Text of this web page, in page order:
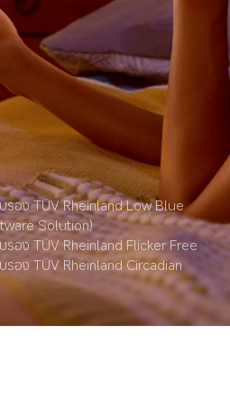
รอง TÜV Rheinland Low Blue
Solution)
รอง TÜV Rheinland Flicker Free
รอง TÜV Rheinland Circadian